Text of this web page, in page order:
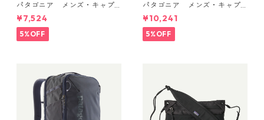
パタゴニア メンズ・キャプ
リーン・クール・デイリー・
シャツ（ストラタスパイア）
(カラー Feather Grey) Pat
agonia Men's Capilene® Co
¥7,524
5%OFF
パタゴニア メンズ・キャプ
リーン・クール・デイリー・
フーディ（'73 スカイライン）
(カラー Limestone Yellow - L
ight Limestone Yellow X-Dy
¥10,241
5%OFF